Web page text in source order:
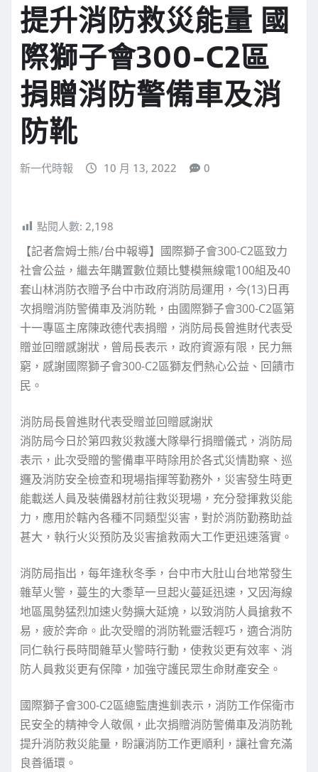
提升消防救災能量 國
際獅子會300-C2區
捐贈消防警備車及消
防靴
新一代時報 10 月 13, 2022 0
點閱人數: 2,198
【記者詹姆士熊/台中報導】國際獅子會300-C2區致力
社會公益，繼去年購置數位類比雙模無線電100組及40
套山林消防衣贈予台中市政府消防局運用，今(13)日再
次捐贈消防警備車及消防靴，由國際獅子會300-C2區第
十一專區主席陳政德代表捐贈，消防局長曾進財代表受
贈並回贈感謝狀，曾局長表示，政府資源有限，民力無
窮，感謝國際獅子會300-C2區獅友們熱心公益、回饋市
民。
消防局長曾進財代表受贈並回贈感謝狀
消防局今日於第四救災救護大隊舉行捐贈儀式，消防局
表示，此次受贈的警備車平時除用於各式災情勘察、巡
邏及消防安全檢查和現場指揮等勤務外，災害發生時更
能載送人員及裝備器材前往救災現場，充分發揮救災能
力，應用於轄內各種不同類型災害，對於消防勤務助益
甚大，執行火災預防及災害搶救兩大工作更迅速落實。
消防局指出，每年逢秋冬季，台中市大肚山台地常發生
雜草火警，蔓生的大黍草一旦起火蔓延迅速，又因海線
地區風勢猛烈加速火勢擴大延燒，以致消防人員搶救不
易，疲於奔命。此次受贈的消防靴靈活輕巧，適合消防
同仁執行長時間雜草火警時行動，使救災更有效率、消
防人員救災更有保障，加強守護民眾生命財產安全。
國際獅子會300-C2區總監唐進釧表示，消防工作保衛市
民安全的精神令人敬佩，此次捐贈消防警備車及消防靴
提升消防救災能量，盼讓消防工作更順利，讓社會充滿
良善循環。